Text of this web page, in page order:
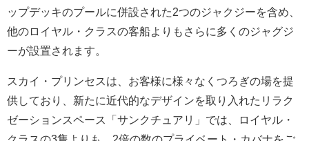
ップデッキのプールに併設された2つのジャクジーを含め、
他のロイヤル・クラスの客船よりもさらに多くのジャグジ
ーが設置されます。
スカイ・プリンセスは、お客様に様々なくつろぎの場を提
供しており、新たに近代的なデザインを取り入れたリラク
ゼーションスペース「サンクチュアリ」では、ロイヤル・